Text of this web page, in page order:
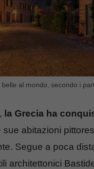
al mondo, secondo i
la Grecia ha
abitazioni
Segue a poca
architettonici